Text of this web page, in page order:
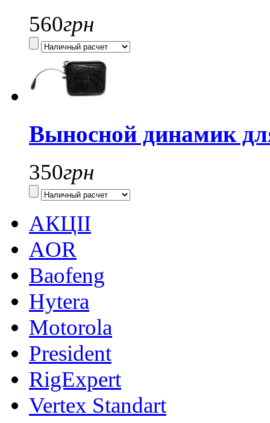
560грн
Выносной динамик
350грн
АКЦІІ
AOR
Baofeng
Hytera
Motorola
President
RigExpert
Vertex Standart